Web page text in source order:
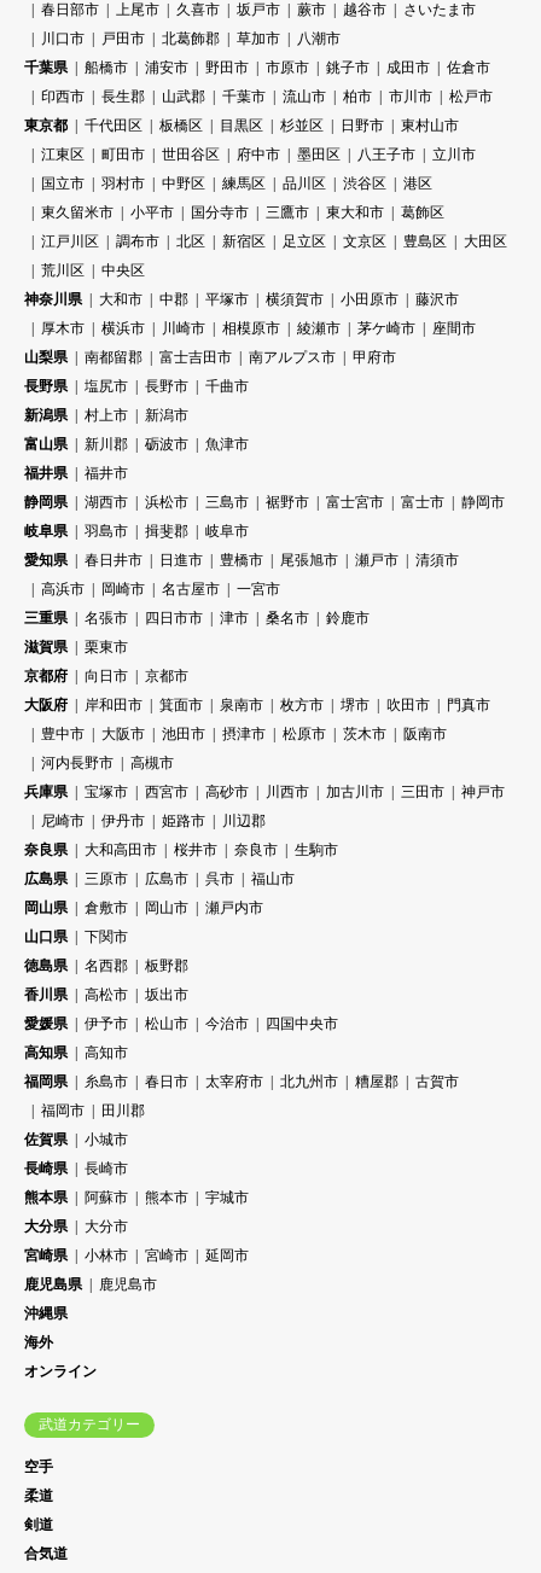
春日部市
上尾市 久喜市 坂戸市 蕨市 越谷市
さいたま市
川口市
戸田市 北葛飾郡 草加市
八潮市
千葉県
船橋市 浦安市 野田市 市原市 銚子市 成田市
佐倉市
印西市
長生郡 山武郡 千葉市 流山市 柏市 市川市
松戸市
東京都
千代田区 板橋区 目黒区 杉並区 日野市
東村山市
江東区
町田市 世田谷区 府中市 墨田区 八王子市
立川市
国立市
羽村市 中野区 練馬区 品川区 渋谷区
港区
東久留米市
小平市 国分寺市 三鷹市 東大和市
葛飾区
江戸川区
調布市 北区 新宿区 足立区 文京区 豊島区
大田区
荒川区
中央区
神奈川県
大和市 中郡 平塚市 横須賀市 小田原市
藤沢市
厚木市
横浜市 川崎市 相模原市 綾瀬市 茅ケ崎市
座間市
山梨県
南都留郡 富士吉田市 南アルプス市
甲府市
長野県
塩尻市 長野市
千曲市
新潟県
村上市
新潟市
富山県
新川郡 砺波市
魚津市
福井県
福井市
静岡県
湖西市 浜松市 三島市 裾野市 富士宮市 富士市
静岡市
岐阜県
羽島市 揖斐郡
岐阜市
愛知県
春日井市 日進市 豊橋市 尾張旭市 瀬戸市
清須市
高浜市
岡崎市 名古屋市
一宮市
三重県
名張市 四日市市 津市 桑名市
鈴鹿市
滋賀県
栗東市
京都府
向日市
京都市
大阪府
岸和田市 箕面市 泉南市 枚方市 堺市 吹田市
門真市
豊中市
大阪市 池田市 摂津市 松原市 茨木市
阪南市
河内長野市
高槻市
兵庫県
宝塚市 西宮市 高砂市 川西市 加古川市 三田市
神戸市
尼崎市
伊丹市 姫路市
川辺郡
奈良県
大和高田市 桜井市 奈良市
生駒市
広島県
三原市 広島市 呉市
福山市
岡山県
倉敷市 岡山市
瀬戸内市
山口県
下関市
徳島県
名西郡
板野郡
香川県
高松市
坂出市
愛媛県
伊予市 松山市 今治市
四国中央市
高知県
高知市
福岡県
糸島市 春日市 太宰府市 北九州市 糟屋郡
古賀市
福岡市
田川郡
佐賀県
小城市
長崎県
長崎市
熊本県
阿蘇市 熊本市
宇城市
大分県
大分市
宮崎県
小林市 宮崎市
延岡市
鹿児島県
鹿児島市
沖縄県
海外
オンライン
武道カテゴリー
空手
柔道
剣道
合気道